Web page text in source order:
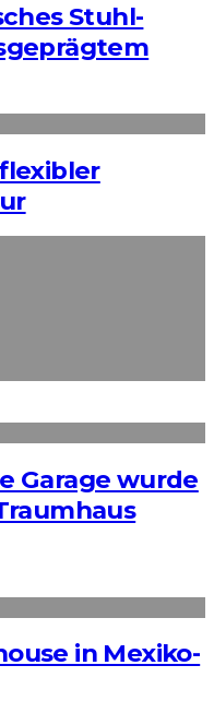
Stuhl-
Garage wurde
in Mexiko-